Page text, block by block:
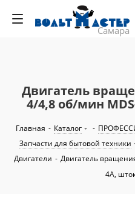
Двигатель
4/4,8 об/мин
Главная - Каталог -
Запчасти для бытовой техники
Двигатели - Двигатель
4A,